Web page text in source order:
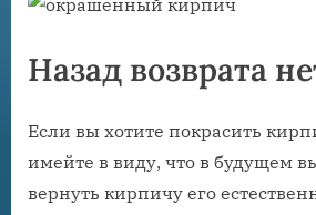
Назад возврата
Если вы хотите покрасить
имейте в виду, что в будущем
вернуть кирпичу его